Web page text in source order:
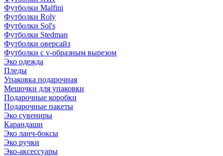
Футболки Malfini
Футболки Roly
Футболки Sol's
Футболки Stedman
Футболки оверсайз
Футболки с v-образным вырезом
Эко одежда
Пледы
Упаковка подарочная
Мешочки для упаковки
Подарочные коробки
Подарочные пакеты
Эко сувениры
Карандаши
Эко ланч-боксы
Эко ручки
Эко-аксессуары